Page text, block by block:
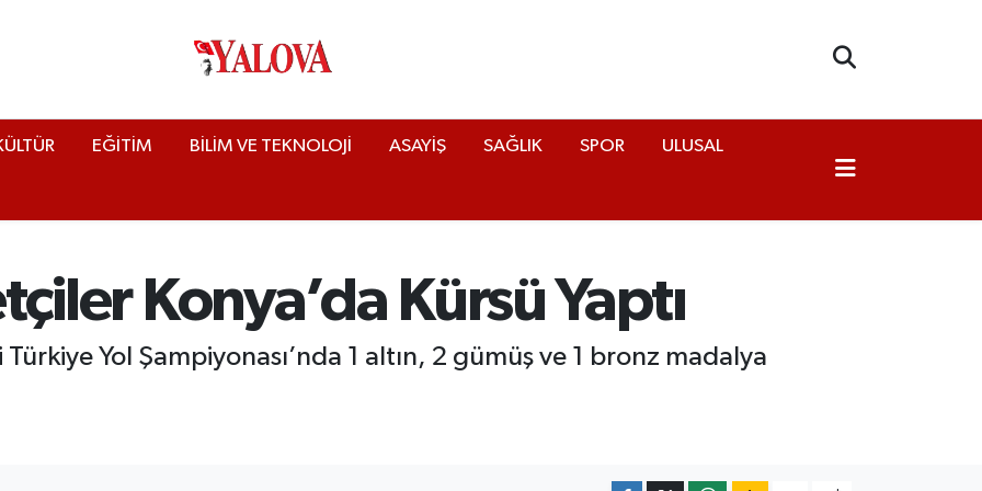
EĞİTİM BİLİM VE TEKNOLOJİ ASAYİŞ SAĞLIK SPOR ULUSAL
Konya’da Kürsü Yaptı
Yol Şampiyonası’nda 1 altın, 2 gümüş ve 1 bronz madalya